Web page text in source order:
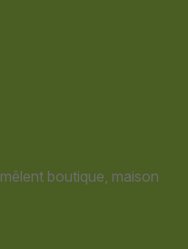
boutique, maison